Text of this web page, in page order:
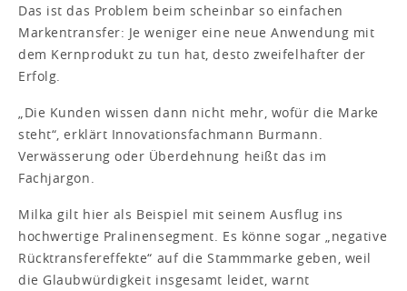
Das ist das Problem beim scheinbar so einfachen
Markentransfer: Je weniger eine neue Anwendung mit
dem Kernprodukt zu tun hat, desto zweifelhafter der
Erfolg.
„Die Kunden wissen dann nicht mehr, wofür die Marke
steht“, erklärt Innovationsfachmann Burmann.
Verwässerung oder Überdehnung heißt das im
Fachjargon.
Milka gilt hier als Beispiel mit seinem Ausflug ins
hochwertige Pralinensegment. Es könne sogar „negative
Rücktransfereffekte“ auf die Stammmarke geben, weil
die Glaubwürdigkeit insgesamt leidet, warnt